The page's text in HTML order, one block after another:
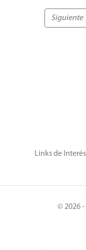
Siguiente
Links de Interés
© 2026